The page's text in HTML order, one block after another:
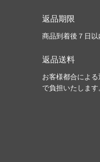
返品期限
商品到着後７日以
返品送料
お客様都合によ
で負担いたします